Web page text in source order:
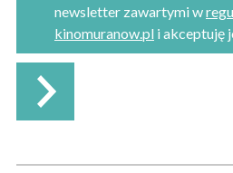
newsletter zawartymi w
kinomuranow.pl i akceptuję